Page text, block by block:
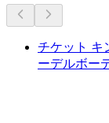
チケット キ
ーデルボー